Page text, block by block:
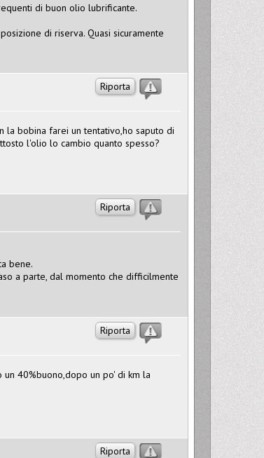
di buon olio lubrificante.
di riserva. Quasi sicuramente
Riporta
la bobina farei un tentativo,ho saputo di
l'olio lo cambio quanto spesso?
Riporta
bene.
a parte, dal momento che difficilmente
Riporta
40%buono,dopo un po' di km la
Riporta